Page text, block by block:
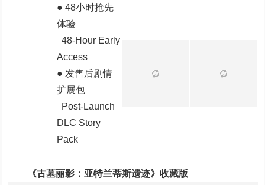
● 48小时抢先
体验
48-Hour Early
Access
● 发售后剧情
扩展包
Post-Launch
DLC Story
Pack
《古墓丽影：亚特兰蒂斯遗迹》收藏版